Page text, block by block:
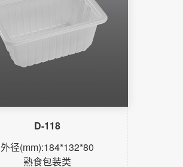
D-118
外径(mm):184*132*80
熟食包装类